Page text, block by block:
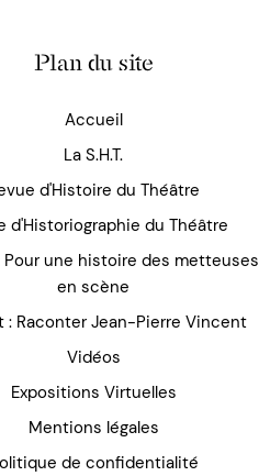
Plan du site
Accueil
La S.H.T.
d'Histoire du Théâtre
d'Historiographie du Théâtre
Pour une histoire des metteuses
en scène
: Raconter Jean-Pierre Vincent
Vidéos
Expositions Virtuelles
Mentions légales
de confidentialité